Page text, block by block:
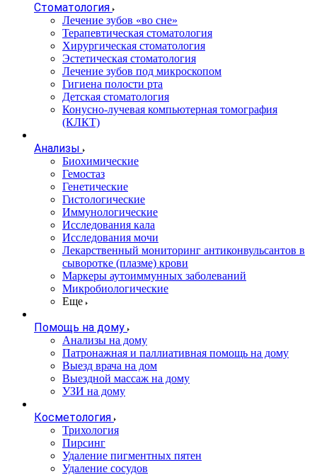
Стоматология
Лечение зубов «во сне»
Терапевтическая стоматология
Хирургическая стоматология
Эстетическая стоматология
Лечение зубов под микроскопом
Гигиена полости рта
Детская стоматология
Конусно-лучевая компьютерная томография
(КЛКТ)
Анализы
Биохимические
Гемостаз
Генетические
Гистологические
Иммунологические
Исследования кала
Исследования мочи
Лекарственный мониторинг антиконвульсантов в
сыворотке (плазме) крови
Маркеры аутоиммунных заболеваний
Микробиологические
Еще
Помощь на дому
Анализы на дому
Патронажная и паллиативная помощь на дому
Выезд врача на дом
Выездной массаж на дому
УЗИ на дому
Косметология
Трихология
Пирсинг
Удаление пигментных пятен
Удаление сосудов